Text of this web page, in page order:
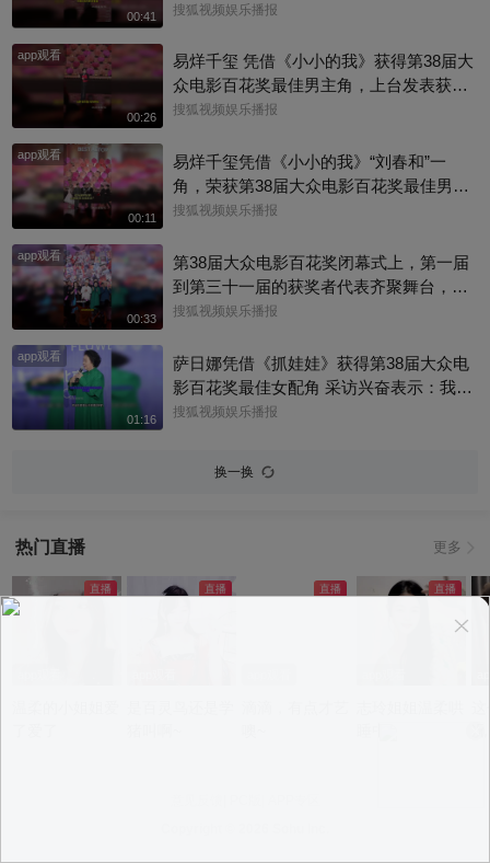
00:41 搜狐视频娱乐播报
app观看
00:26
易烊千玺 凭借《小小的我》获得第38届大
众电影百花奖最佳男主角，上台发表获奖
感言
搜狐视频娱乐播报
app观看
00:11
易烊千玺凭借《小小的我》“刘春和”一
角，荣获第38届大众电影百花奖最佳男主
角,恭喜！
搜狐视频娱乐播报
app观看
00:33
第38届大众电影百花奖闭幕式上，第一届
到第三十一届的获奖者代表齐聚舞台，共
同唱响《电影让我们相会》，几代电影人
@张朝阳 @国风舞乐狐 @狐学学有知识
@小狐探班 @明星狐 @翔哥来了
搜狐视频娱乐播报
app观看
01:16
萨日娜凭借《抓娃娃》获得第38届大众电
影百花奖最佳女配角 采访兴奋表示：我之
前从未演过喜剧
搜狐视频娱乐播报
换一换
热门直播 更多